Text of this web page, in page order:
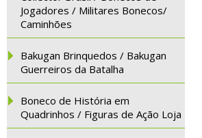
Jogadores / Militares Bonecos/
Caminhões
Bakugan Brinquedos / Bakugan
Guerreiros da Batalha
Boneco de História em
Quadrinhos / Figuras de Ação Loja